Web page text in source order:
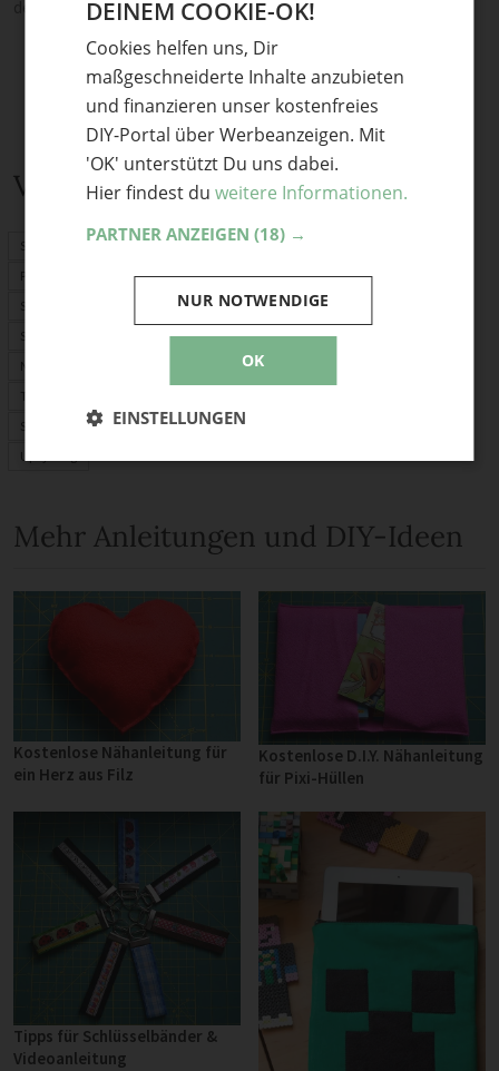
deine Meinung.
Verwandte Themen
Schnittmuster
PDF-Schnittmuster
Stoffrechner
Stofflexikon
Nählexikon
Tasche selber machen
Selber nähen
Upcycling
Mehr Anleitungen und DIY-Ideen
Kostenlose Nähanleitung für
ein Herz aus Filz
Kostenlose D.I.Y. Nähanleitung
für Pixi-Hüllen
Tipps für Schlüsselbänder &
Videoanleitung
DEINEM COOKIE-OK!
Cookies helfen uns, Dir
maßgeschneiderte Inhalte anzubieten
und finanzieren unser kostenfreies
DIY-Portal über Werbeanzeigen. Mit
'OK' unterstützt Du uns dabei.
Hier findest du weitere Informationen.
PARTNER ANZEIGEN (18) →
OK
NUR NOTWENDIGE
EINSTELLUNGEN